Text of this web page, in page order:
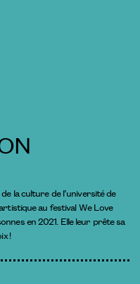
la culture de l’université de
au festival We Love
en 2021. Elle leur prête sa
!